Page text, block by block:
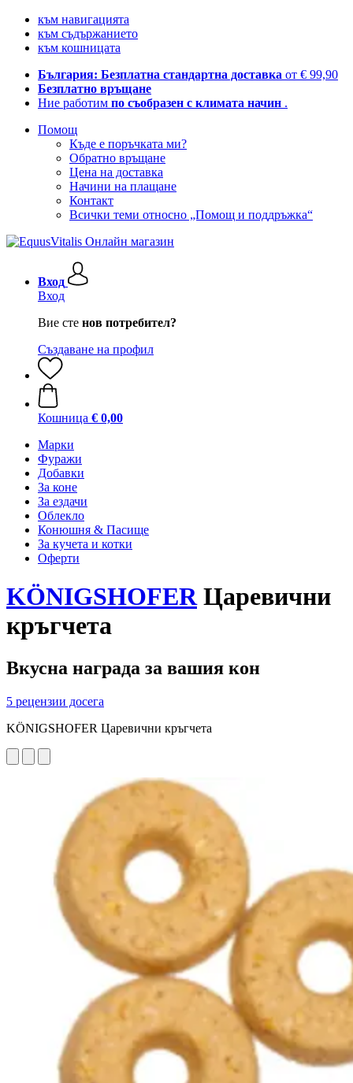
към навигацията
към съдържанието
към кошницата
България: Безплатна стандартна доставка от € 99,90
Безплатно връщане
Ние работим по съобразен с климата начин .
Помощ
Къде е поръчката ми?
Обратно връщане
Цена на доставка
Начини на плащане
Контакт
Всички теми относно „Помощ и поддръжка“
Вход
Вход
Вие сте нов потребител?
Създаване на профил
Кошница € 0,00
Марки
Фуражи
Добавки
За коне
За ездачи
Облекло
Конюшня & Пасище
За кучета и котки
Оферти
KÖNIGSHOFERЦаревични
кръгчета
Вкусна награда за вашия кон
5 рецензии досега
KÖNIGSHOFER Царевични кръгчета